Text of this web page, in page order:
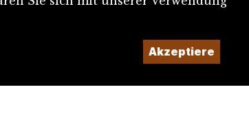
Akzeptiere